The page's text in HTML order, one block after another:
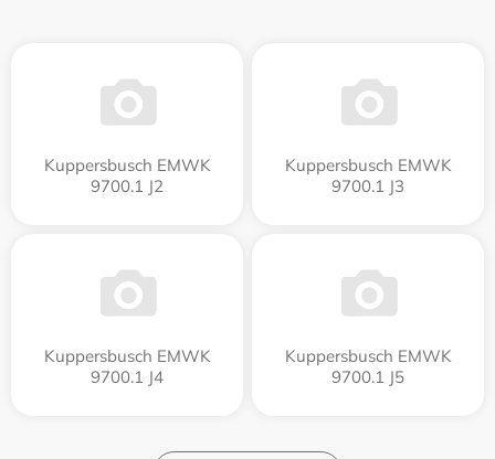
Kuppersbusch EMWK
9700.1 J2
Kuppersbusch EMWK
9700.1 J3
Kuppersbusch EMWK
9700.1 J4
Kuppersbusch EMWK
9700.1 J5